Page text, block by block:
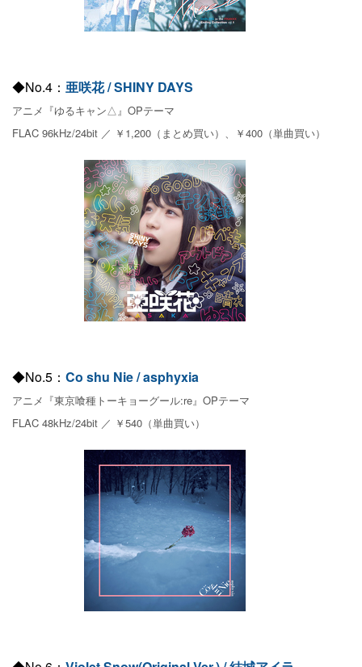
◆No.4： 亜咲花 / SHINY DAYS
アニメ『ゆるキャン△』OPテーマ
FLAC 96kHz/24bit ／ ￥1,200（まとめ買い）、￥400（単曲買い）
◆No.5： Co shu Nie / asphyxia
アニメ『東京喰種トーキョーグール:re』OPテーマ
FLAC 48kHz/24bit ／ ￥540（単曲買い）